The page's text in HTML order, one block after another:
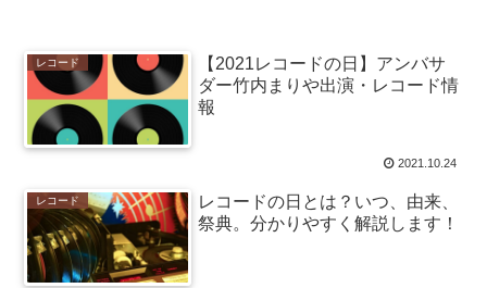
レコード
【2021レコードの日】アンバサ
ダー竹内まりや出演・レコード情
報
2021.10.24
レコード
レコードの日とは？いつ、由来、
祭典。分かりやすく解説します！